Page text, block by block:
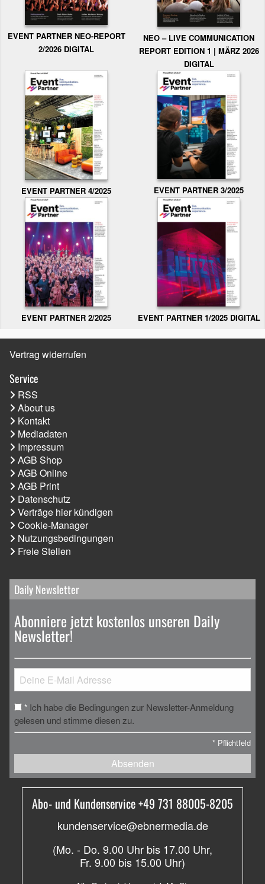
EVENT PARTNER NEO-REPORT
2/2026 DIGITAL
NEO – LIVE COMMUNICATION
REPORT EDITION 1 | MÄRZ 2026
DIGITAL
EVENT PARTNER 4/2025 EVENT PARTNER 3/2025
EVENT PARTNER 2/2025 EVENT PARTNER 1/2025 DIGITAL
Vertrag widerrufen
Service
RSS
About us
Kontakt
Mediadaten
Impressum
AGB Shop
AGB Online
AGB Print
Datenschutz
Verträge hier kündigen
Cookie-Manager
Nutzungsbedingungen
Freie Stellen
Daily Newsletter
Abonniere jetzt kostenlos unseren Daily
Newsletter!
* Ich habe die Bedingungen zur Newsletter-Anmeldung
gelesen und stimme diesen zu.
* Pflichtfeld
Absenden
Abo- und Kundenservice +49 731 88005-8205
kundenservice@ebnermedia.de
(Mo. - Do. 9.00 Uhr bis 17.00 Uhr,
Fr. 9.00 bis 15.00 Uhr)